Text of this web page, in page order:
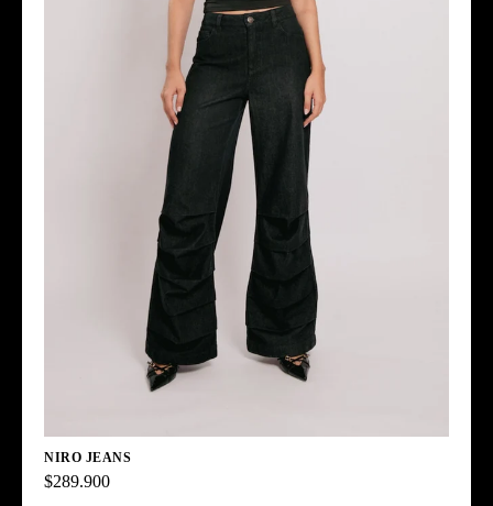
NIRO JEANS
$289.900